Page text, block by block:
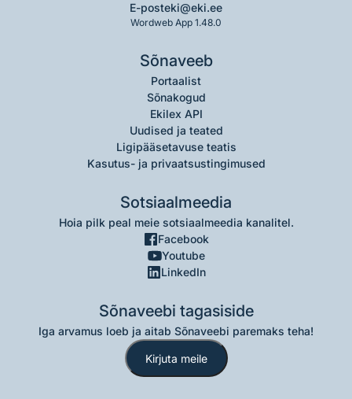
E-posteki@eki.ee
Wordweb App 1.48.0
Sõnaveeb
Portaalist
Sõnakogud
Ekilex API
Uudised ja teated
Ligipääsetavuse teatis
Kasutus- ja privaatsustingimused
Sotsiaalmeedia
Hoia pilk peal meie sotsiaalmeedia kanalitel.
Facebook
Youtube
LinkedIn
Sõnaveebi tagasiside
Iga arvamus loeb ja aitab Sõnaveebi paremaks teha!
Kirjuta meile